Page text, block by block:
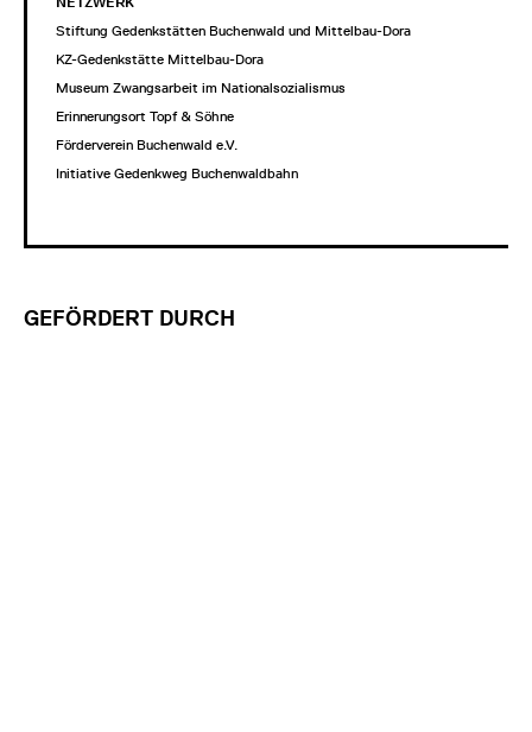
Stiftung Gedenkstätten Buchenwald und Mittelbau-Dora
KZ-Gedenkstätte Mittelbau-Dora
Museum Zwangsarbeit im Nationalsozialismus
Erinnerungsort Topf & Söhne
Förderverein Buchenwald e.V.
Initiative Gedenkweg Buchenwaldbahn
GEFÖRDERT DURCH